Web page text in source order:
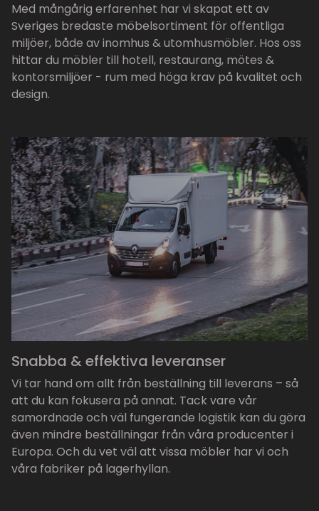
Med mångårig erfarenhet har vi skapat ett av
Sveriges bredaste möbelsortiment för offentliga
miljöer, både av inomhus & utomhusmöbler. Hos oss
hittar du möbler till hotell, restaurang, mötes &
kontorsmiljöer - rum med höga krav på kvalitet och
design.
Snabba & effektiva leveranser
Vi tar hand om allt från beställning till leverans – så
att du kan fokusera på annat. Tack vare vår
samordnade och väl fungerande logistik kan du göra
även mindre beställningar från våra producenter i
Europa. Och du vet väl att vissa möbler har vi och
våra fabriker på lagerhyllan.